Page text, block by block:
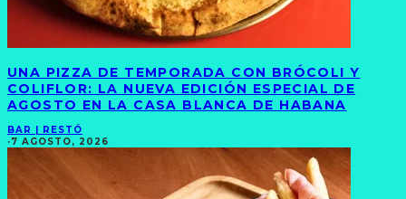
UNA PIZZA DE TEMPORADA CON BRÓCOLI Y
COLIFLOR: LA NUEVA EDICIÓN ESPECIAL DE
AGOSTO EN LA CASA BLANCA DE HABANA
BAR | RESTÓ
·7 AGOSTO, 2026